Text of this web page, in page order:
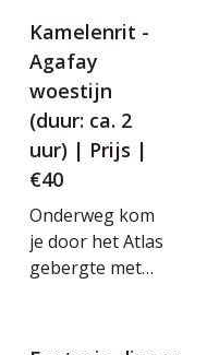
een lokale gids
maak je een
wandeling door
dit prachtige
gebied en je hebt
diverse
interessante
stops onderweg.
Kamelenrit -
Agafay
woestijn
(duur: ca. 2
uur) | Prijs |
€40
Onderweg kom
je door het Atlas
gebergte met
Eenmaal